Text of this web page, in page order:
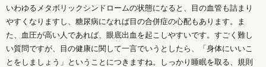
いわゆるメタボリックシンドロームの状態になると、目の血管も詰まり
やすくなりますし、糖尿病になれば目の合併症の心配もあります。ま
た、血圧が高い人であれば、眼底出血を起こしやすいです。すごく難し
い質問ですが、目の健康に関して一言でいうとしたら、「身体にいいこ
とをしましょう」ということにつきますね。しっかり睡眠を取る、規則